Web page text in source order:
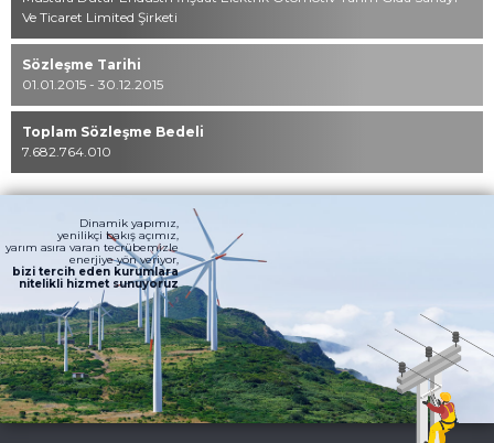
Ve Ticaret Limited Şirketi
Sözleşme Tarihi
01.01.2015 - 30.12.2015
Toplam Sözleşme Bedeli
7.682.764.010
Dinamik yapımız,
yenilikçi bakış açımız,
yarım asıra varan tecrübemizle
enerjiye yön veriyor,
bizi tercih eden kurumlara
nitelikli hizmet sunuyoruz